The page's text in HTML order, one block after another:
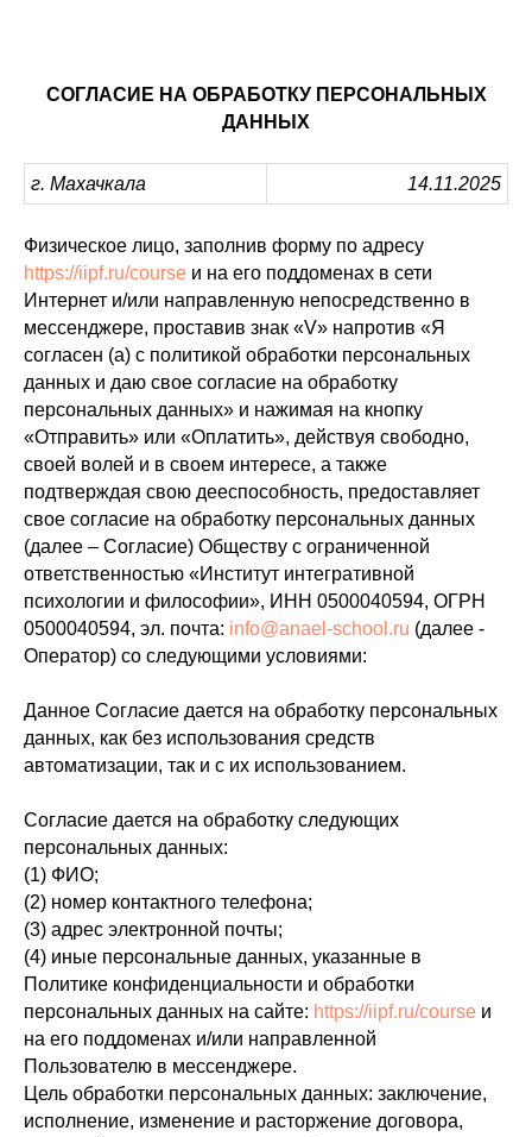
СОГЛАСИЕ НА ОБРАБОТКУ ПЕРСОНАЛЬНЫХ
ДАННЫХ
г. Махачкала 14.11.2025
Физическое лицо, заполнив форму по адресу
https://iipf.ru/course и на его поддоменах в сети
Интернет и/или направленную непосредственно в
мессенджере, проставив знак «V» напротив «Я
согласен (а) с политикой обработки персональных
данных и даю свое согласие на обработку
персональных данных» и нажимая на кнопку
«Отправить» или «Оплатить», действуя свободно,
своей волей и в своем интересе, а также
подтверждая свою дееспособность, предоставляет
свое согласие на обработку персональных данных
(далее – Согласие) Обществу с ограниченной
ответственностью «Институт интегративной
психологии и философии», ИНН 0500040594, ОГРН
0500040594, эл. почта: info@anael-school.ru (далее -
Оператор) со следующими условиями:
Данное Согласие дается на обработку персональных
данных, как без использования средств
автоматизации, так и с их использованием.
Согласие дается на обработку следующих
персональных данных:
(1) ФИО;
(2) номер контактного телефона;
(3) адрес электронной почты;
(4) иные персональные данных, указанные в
Политике конфиденциальности и обработки
персональных данных на сайте: https://iipf.ru/course и
на его поддоменах и/или направленной
Пользователю в мессенджере.
Цель обработки персональных данных: заключение,
исполнение, изменение и расторжение договора,